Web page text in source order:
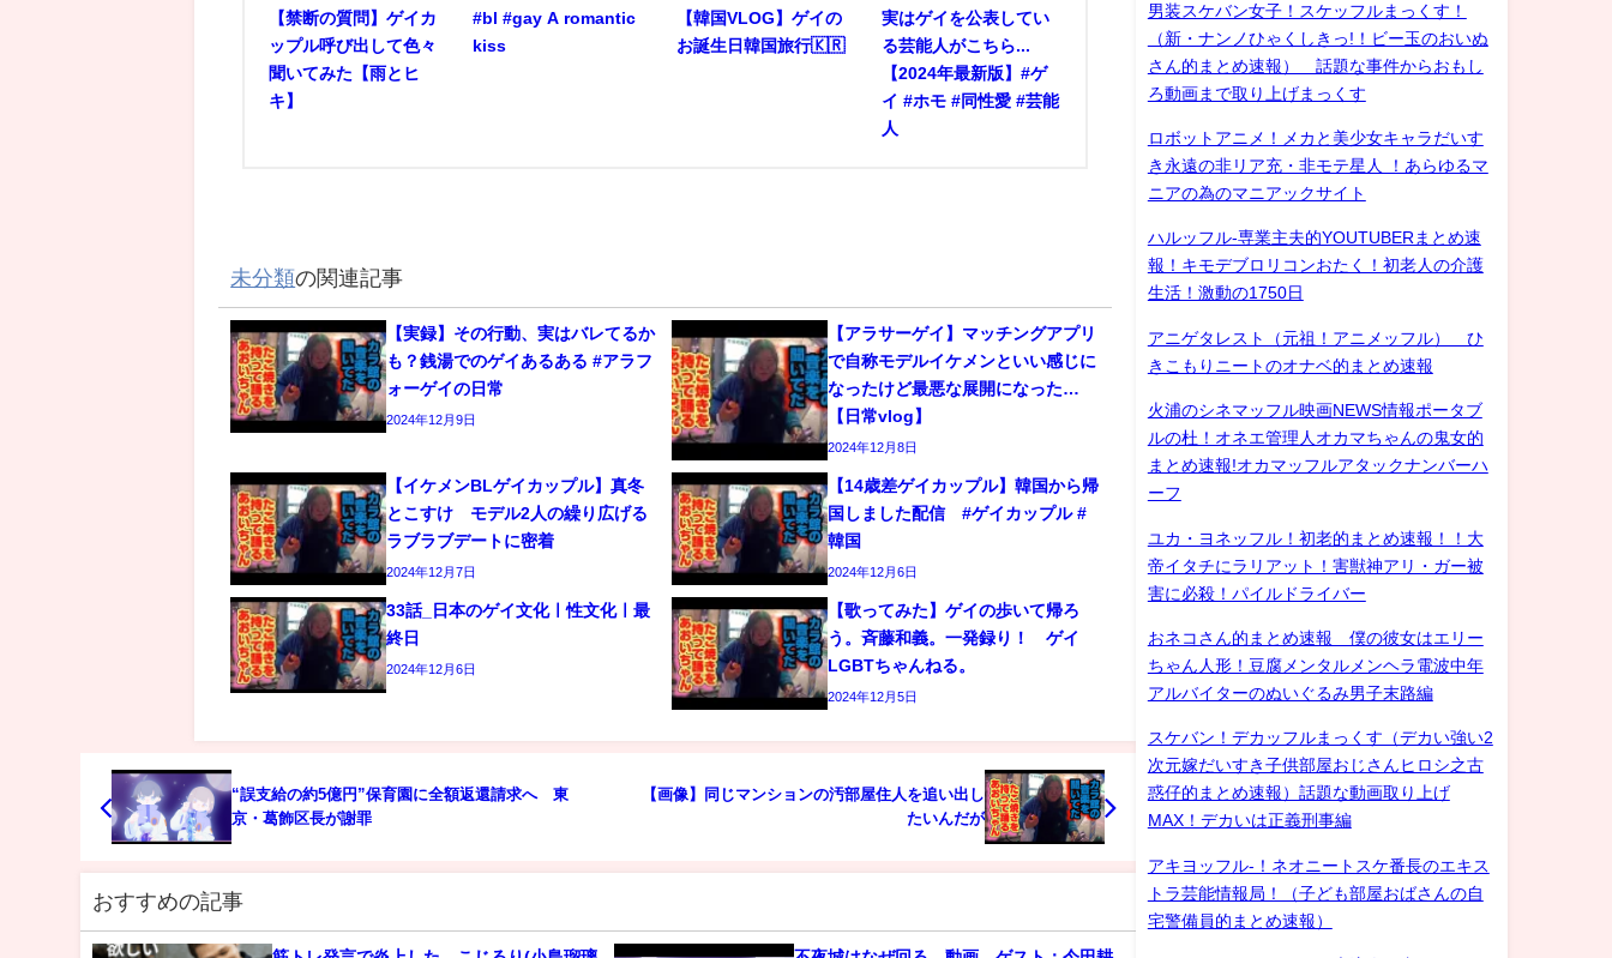
【禁断の質問】ゲイカ
ップル呼び出して色々
聞いてみた【雨とヒ
キ】
#bl #gay A romantic
kiss
【韓国VLOG】ゲイの
お誕生日韓国旅行🇰🇷
実はゲイを公表してい
る芸能人がこちら...
【2024年最新版】#ゲ
イ #ホモ #同性愛 #芸能
人
未分類の関連記事
【実録】その行動、実はバレてるか
も？銭湯でのゲイあるある #アラフ
ォーゲイの日常
2024年12月9日
【アラサーゲイ】マッチングアプリ
で自称モデルイケメンといい感じに
なったけど最悪な展開になった…
【日常vlog】
2024年12月8日
【イケメンBLゲイカップル】真冬
とこすけ モデル2人の繰り広げる
ラブラブデートに密着
2024年12月7日
【14歳差ゲイカップル】韓国から帰
国しました配信 #ゲイカップル #
韓国
2024年12月6日
33話_日本のゲイ文化ㅣ性文化ㅣ最
終日
2024年12月6日
【歌ってみた】ゲイの歩いて帰ろ
う。斉藤和義。一発録り！ ゲイ
LGBTちゃんねる。
2024年12月5日
“誤支給の約5億円”保育園に全額返還請求へ 東
京・葛飾区長が謝罪
【画像】同じマンションの汚部屋住人を追い出し
たいんだが
おすすめの記事
男装スケバン女子！スケッフルまっくす！
（新・ナンノひゃくしきっ!！ビー玉のおいぬ
さん的まとめ速報） 話題な事件からおもし
ろ動画まで取り上げまっくす
ロボットアニメ！メカと美少女キャラだいす
き永遠の非リア充・非モテ星人 ！あらゆるマ
ニアの為のマニアックサイト
ハルッフル-専業主夫的YOUTUBERまとめ速
報！キモデブロリコンおたく！初老人の介護
生活！激動の1750日
アニゲタレスト（元祖！アニメッフル） ひ
きこもりニートのオナベ的まとめ速報
火浦のシネマッフル映画NEWS情報ポータブ
ルの杜！オネエ管理人オカマちゃんの鬼女的
まとめ速報!オカマッフルアタックナンバーハ
ーフ
ユカ・ヨネッフル！初老的まとめ速報！！大
帝イタチにラリアット！害獣神アリ・ガー被
害に必殺！パイルドライバー
おネコさん的まとめ速報 僕の彼女はエリー
ちゃん人形！豆腐メンタルメンヘラ電波中年
アルバイターのぬいぐるみ男子末路編
スケバン！デカッフルまっくす（デカい強い2
次元嫁だいすき子供部屋おじさんヒロシ之古
惑仔的まとめ速報）話題な動画取り上げ
MAX！デカいは正義刑事編
アキヨッフル-！ネオニートスケ番長のエキス
トラ芸能情報局！（子ども部屋おばさんの自
宅警備員的まとめ速報）